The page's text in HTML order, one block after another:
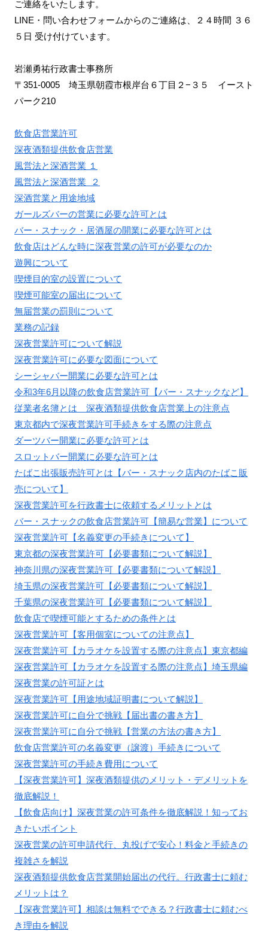
ご連絡をいたします。
LINE・問い合わせフォームからのご連絡は、２４時間 ３６
５日 受け付けています。
岩瀬勇祐行政書士事務所
〒351-0005 埼玉県朝霞市根岸台６丁目２−３５ イースト
パーク210
飲食店営業許可
深夜酒類提供飲食店営業
風営法と深酒営業 １
風営法と深酒営業 ２
深酒営業と用途地域
ガールズバーの営業に必要な許可とは
バー・スナック・居酒屋の開業に必要な許可とは
飲食店はどんな時に深夜営業の許可が必要なのか
遊興について
喫煙目的室の設置について
喫煙可能室の届出について
無届営業の罰則について
業務の記録
深夜営業許可について解説
深夜営業許可に必要な図面について
シーシャバー開業に必要な許可とは
令和3年6月以降の飲食店営業許可【バー・スナックなど】
従業者名簿とは 深夜酒類提供飲食店営業上の注意点
東京都内で深夜営業許可手続きをする際の注意点
ダーツバー開業に必要な許可とは
スロットバー開業に必要な許可とは
たばこ出張販売許可とは【バー・スナック店内のたばこ販
売について】
深夜営業許可を行政書士に依頼するメリットとは
バー・スナックの飲食店営業許可【簡易な営業】について
深夜営業許可【名義変更の手続きについて】
東京都の深夜営業許可【必要書類について解説】
神奈川県の深夜営業許可【必要書類について解説】
埼玉県の深夜営業許可【必要書類について解説】
千葉県の深夜営業許可【必要書類について解説】
飲食店で喫煙可能とするための条件とは
深夜営業許可【客用個室についての注意点】
深夜営業許可【カラオケを設置する際の注意点】東京都編
深夜営業許可【カラオケを設置する際の注意点】埼玉県編
深夜営業の許可証とは
深夜営業許可【用途地域証明書について解説】
深夜営業許可に自分で挑戦【届出書の書き方】
深夜営業許可に自分で挑戦【営業の方法の書き方】
飲食店営業許可の名義変更（譲渡）手続きについて
深夜営業許可の手続き費用について
【深夜営業許可】深夜酒類提供のメリット・デメリットを
徹底解説！
【飲食店向け】深夜営業の許可条件を徹底解説！知ってお
きたいポイント
深夜営業の許可申請代行、丸投げで安心！料金と手続きの
複雑さを解説
深夜酒類提供飲食店営業開始届出の代行。行政書士に頼む
メリットは？
【深夜営業許可】相談は無料でできる？行政書士に頼むべ
き理由を解説